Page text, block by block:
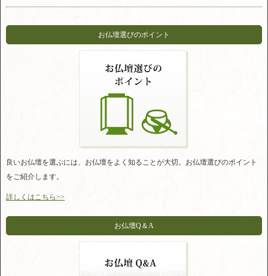
お仏壇選びのポイント
良いお仏壇を選ぶには、お仏壇をよく知ることが大切。お仏壇選びのポイント
をご紹介します。
詳しくはこちら>>
お仏壇Q＆A